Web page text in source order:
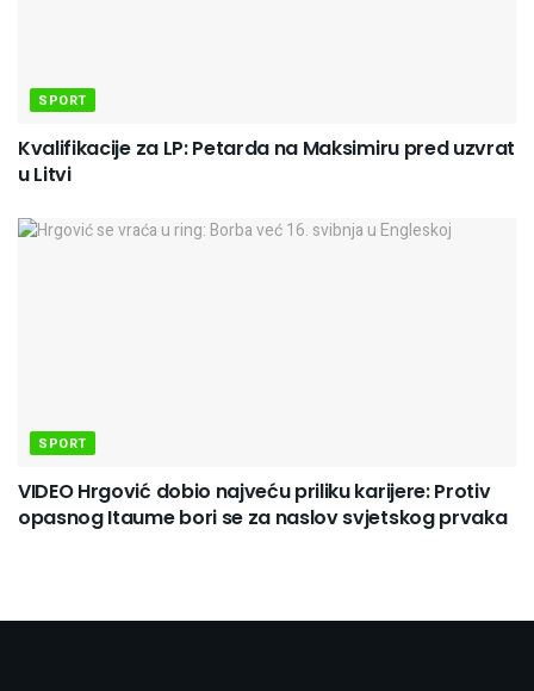
SPORT
Kvalifikacije za LP: Petarda na Maksimiru pred uzvrat
u Litvi
SPORT
VIDEO Hrgović dobio najveću priliku karijere: Protiv
opasnog Itaume bori se za naslov svjetskog prvaka